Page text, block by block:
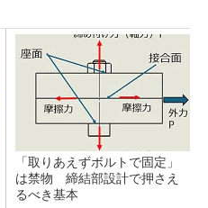
「取りあえずボルトで固定」
は禁物 締結部設計で押さえ
るべき基本